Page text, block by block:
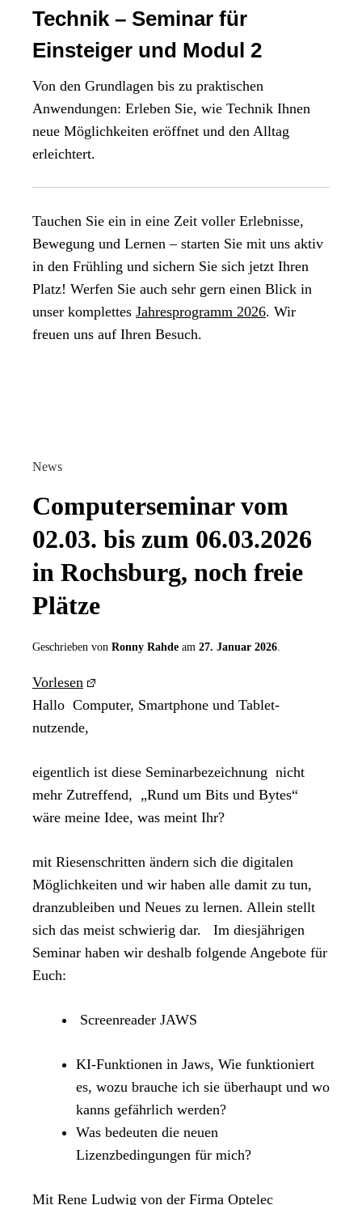
Technik – Seminar für
Einsteiger und Modul 2
Von den Grundlagen bis zu praktischen
Anwendungen: Erleben Sie, wie Technik Ihnen
neue Möglichkeiten eröffnet und den Alltag
erleichtert.
Tauchen Sie ein in eine Zeit voller Erlebnisse,
Bewegung und Lernen – starten Sie mit uns aktiv
in den Frühling und sichern Sie sich jetzt Ihren
Platz! Werfen Sie auch sehr gern einen Blick in
unser komplettes Jahresprogramm 2026. Wir
freuen uns auf Ihren Besuch.
News
Computerseminar vom
02.03. bis zum 06.03.2026
in Rochsburg, noch freie
Plätze
Geschrieben von Ronny Rahde am 27. Januar 2026
Vorlesen
Hallo Computer, Smartphone und Tablet-
nutzende,
eigentlich ist diese Seminarbezeichnung nicht
mehr Zutreffend,
„Rund um Bits und Bytes“
wäre meine Idee, was meint Ihr?
mit Riesenschritten ändern sich die digitalen
Möglichkeiten und wir haben alle damit zu tun,
dranzubleiben und Neues zu lernen. Allein stellt
sich das meist schwierig dar.
Im diesjährigen
Seminar haben wir deshalb folgende Angebote für
Euch:
Screenreader JAWS
KI-Funktionen in Jaws, Wie funktioniert
es, wozu brauche ich sie überhaupt und wo
kanns gefährlich werden?
Was bedeuten die neuen
Lizenzbedingungen für mich?
Mit Rene Ludwig von der Firma Optelec